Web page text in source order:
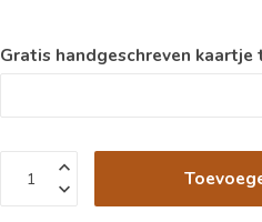
Gratis handgeschreven